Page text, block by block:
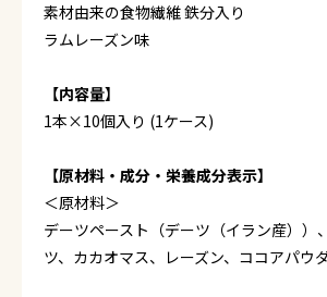
素材由来の食物繊維 鉄分入り
ラムレーズン味
【内容量】
1本×10個入り (1ケース)
【原材料・成分・栄養成分表示】
＜原材料＞
デーツペースト（デーツ（イラン産））
ツ、カカオマス、レーズン、ココアパウ